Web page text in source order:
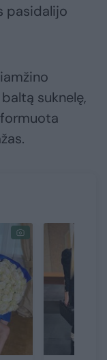
pasidalijo
suknelę,